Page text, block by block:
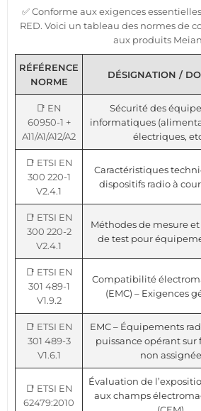
✅ Conforme aux exigences
RED. Voici un tableau des normes de
aux produits
RÉFÉRENCE
NORME
DÉSIGNATION /
📑 EN
60950-1 +
A11/A1/A12/A2
Sécurité des
informatiques
électriques,
📑 ETSI EN
300 220-1
V2.4.1
Caractéristiques
dispositifs radio à
📑 ETSI EN
300 220-2
V2.4.1
Méthodes de mesure
de test pour
📑 ETSI EN
301 489-1
V1.9.2
Compatibilité
(EMC) – Exigences
📑 ETSI EN
301 489-3
V1.6.1
EMC – Équipements
puissance opérant sur
non assignée
📑 ETSI EN
62479:2010
Évaluation de
aux champs